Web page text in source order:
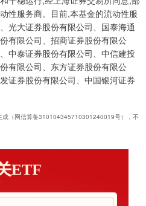
性服务商。目前,本基金的流动性服
光大证券股份有限公司、国泰海通
有限公司、招商证券股份有限公
中泰证券股份有限公司、中信建投
有限公司、东方证券股份有限公
证券股份有限公司、中国银河证券
成（网信算备310104345710301240019号），不